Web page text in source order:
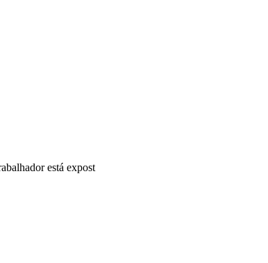
está expost